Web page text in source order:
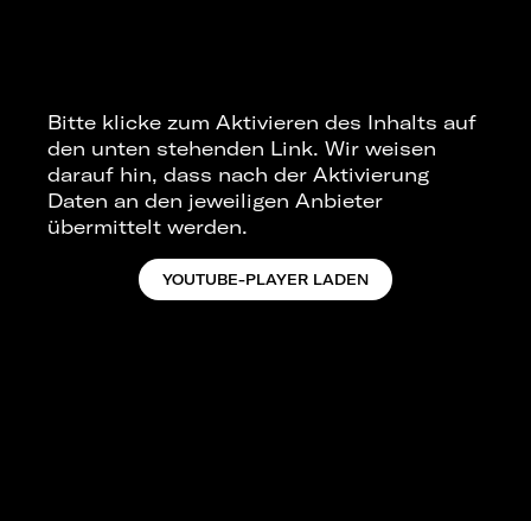
Bitte klicke zum Aktivieren des Inhalts auf
den unten stehenden Link. Wir weisen
darauf hin, dass nach der Aktivierung
Daten an den jeweiligen Anbieter
übermittelt werden.
YOUTUBE-PLAYER LADEN